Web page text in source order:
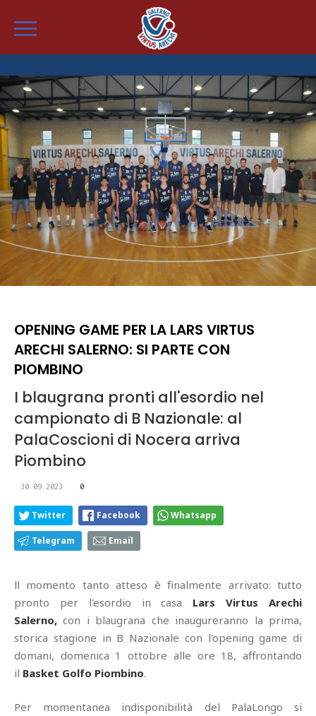
OPENING GAME PER LA LARS VIRTUS
ARECHI SALERNO: SI PARTE CON
PIOMBINO
I blaugrana pronti all'esordio nel
campionato di B Nazionale: al
PalaCoscioni di Nocera arriva
Piombino
30.09.2023 0
Twitter Facebook Whatsapp
Telegram Email
ll momento tanto atteso è finalmente arrivato: tutto
pronto per l'esordio in casa Lars Virtus Arechi
Salerno,con i blaugrana che inaugureranno la prima,
storica stagione in B Nazionale con l'opening game di
domani, domenica 1 ottobre alle ore 18, affrontando
il Basket Golfo Piombino.
Per momentanea indisponibilità del PalaLongo si